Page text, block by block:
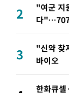
2
"여군 지
다"…707
3
"신약 찾
바이오
한화큐